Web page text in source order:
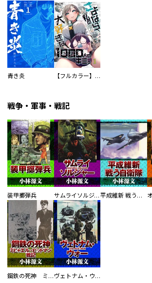
青き炎 【フルカラー】さよなら、私の大好きな１０００人のキミ。
戦争・軍事・戦記
装甲擲弾兵 サムライソルジャー SAMURAI SOLDIER 平成維新 戦う自衛隊
鋼鉄の死神 ミヒャエル・ビットマン戦記 ヴェトナム・ウォー VIETNAM WAR